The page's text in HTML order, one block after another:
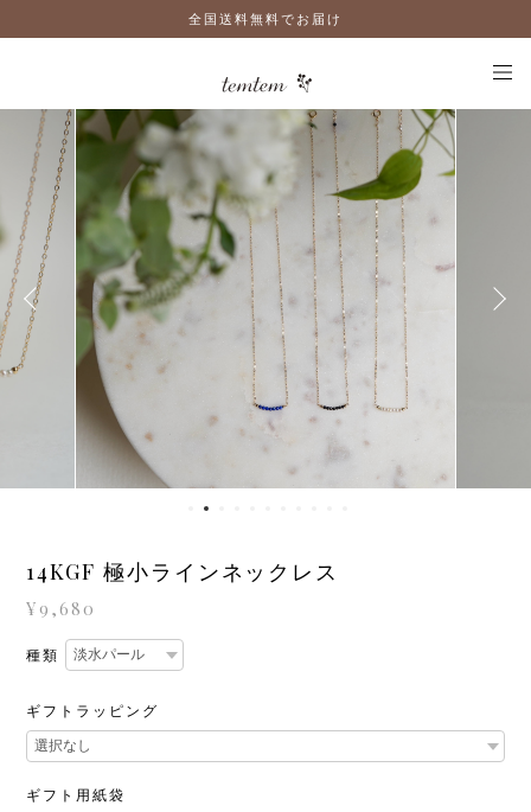
全国送料無料でお届け
14KGF 極小ラインネックレス
¥9,680
種類
ギフトラッピング
ギフト用紙袋